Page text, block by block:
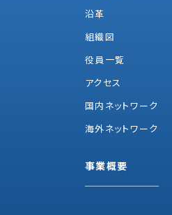
沿革
組織図
役員一覧
アクセス
国内ネットワーク
海外ネットワーク
事業概要